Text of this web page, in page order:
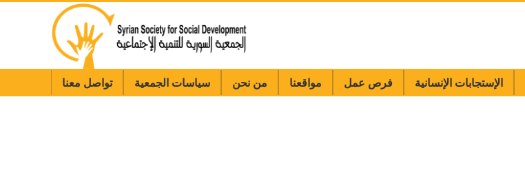
الإستجابات الإنسانية فرص عمل مواقعنا من نحن سياسات الجمعية تواصل معنا